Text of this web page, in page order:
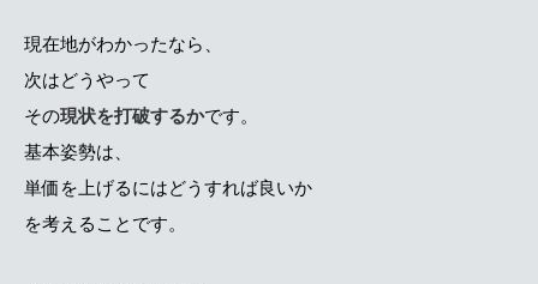
現在地がわかったなら、
次はどうやって
その現状を打破するかです。
基本姿勢は、
単価を上げるにはどうすれば良いか
を考えることです。